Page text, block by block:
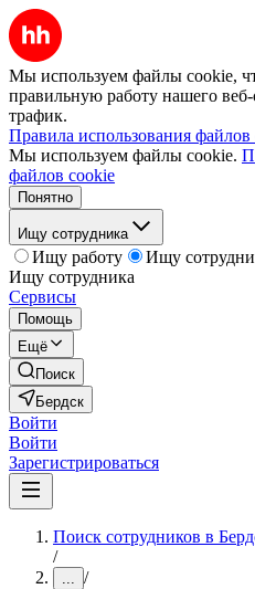
Мы используем файлы cookie,
правильную работу нашего веб-
трафик.
Правила использования файлов
Мы используем файлы cookie.
файлов cookie
Понятно
Ищу сотрудника
Ищу работу
Ищу
Ищу сотрудника
Сервисы
Помощь
Ещё
Поиск
Бердск
Войти
Войти
Зарегистрироваться
Поиск сотрудников в
/
... /